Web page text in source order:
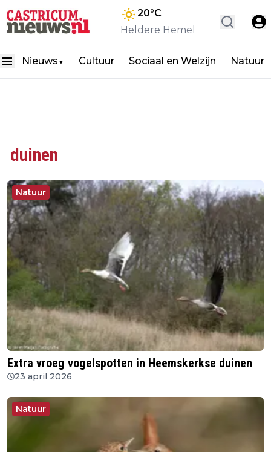
20°C
Heldere Hemel
Nieuws ▼ Cultuur Sociaal en Welzijn Natuur
duinen
Natuur
Extra vroeg vogelspotten in Heemskerkse duinen
23 april 2026
Natuur